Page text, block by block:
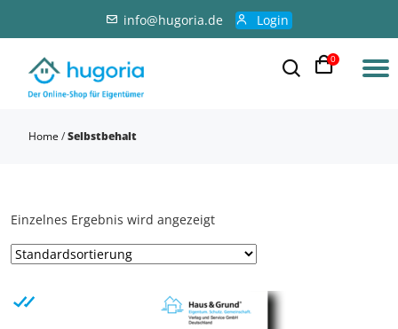
info@hugoria.de Login
0
Home /Selbstbehalt
Einzelnes Ergebnis wird angezeigt